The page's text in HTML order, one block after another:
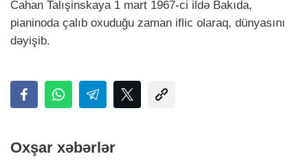
Cahan Talışinskaya 1 mart 1967-ci ildə Bakıda,
pianinoda çalıb oxuduğu zaman iflic olaraq, dünyasını
dəyişib.
Oxşar xəbərlər